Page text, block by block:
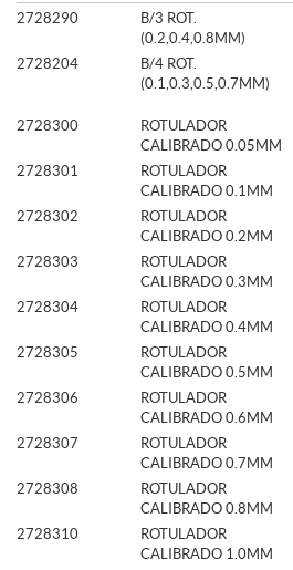
2728290
B/3 ROT.
(0.2,0.4,0.8MM)
2728204
B/4 ROT.
(0.1,0.3,0.5,0.7MM)
2728300
ROTULADOR
CALIBRADO 0.05MM
2728301
ROTULADOR
CALIBRADO 0.1MM
2728302
ROTULADOR
CALIBRADO 0.2MM
2728303
ROTULADOR
CALIBRADO 0.3MM
2728304
ROTULADOR
CALIBRADO 0.4MM
2728305
ROTULADOR
CALIBRADO 0.5MM
2728306
ROTULADOR
CALIBRADO 0.6MM
2728307
ROTULADOR
CALIBRADO 0.7MM
2728308
ROTULADOR
CALIBRADO 0.8MM
2728310
ROTULADOR
CALIBRADO 1.0MM